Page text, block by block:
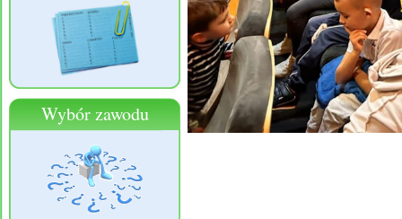
Wybór zawodu